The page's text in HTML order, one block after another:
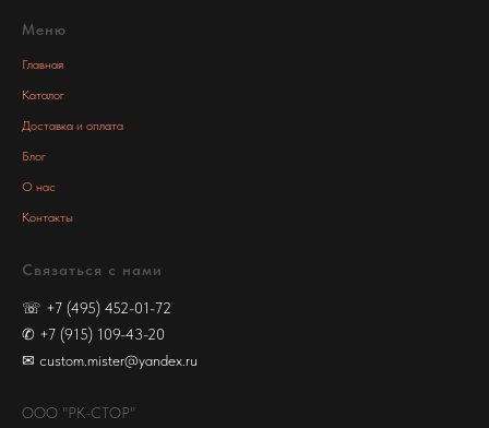
Меню
Главная
Каталог
Доставка и оплата
Блог
О нас
Контакты
Связаться с нами
☏ +7 (495) 452-01-72
✆ +7 (915) 109-43-20
✉ custom.mister@yandex.ru
ООО "РК-СТОР"